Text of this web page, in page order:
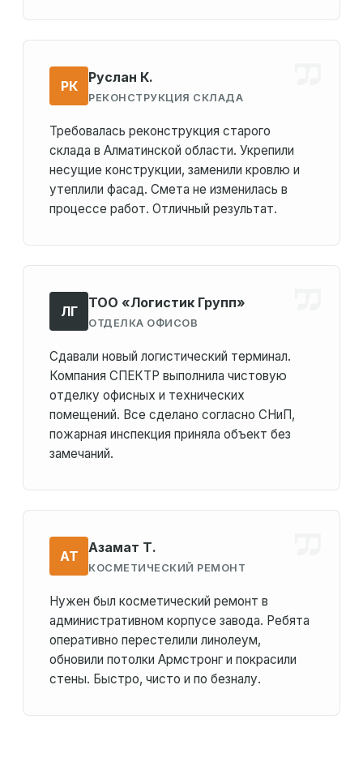
РК
Руслан К.
РЕКОНСТРУКЦИЯ СКЛАДА
Требовалась реконструкция старого
склада в Алматинской области. Укрепили
несущие конструкции, заменили кровлю и
утеплили фасад. Смета не изменилась в
процессе работ. Отличный результат.
ЛГ
ТОО «Логистик Групп»
ОТДЕЛКА ОФИСОВ
Сдавали новый логистический терминал.
Компания СПЕКТР выполнила чистовую
отделку офисных и технических
помещений. Все сделано согласно СНиП,
пожарная инспекция приняла объект без
замечаний.
АТ
Азамат Т.
КОСМЕТИЧЕСКИЙ РЕМОНТ
Нужен был косметический ремонт в
административном корпусе завода. Ребята
оперативно перестелили линолеум,
обновили потолки Армстронг и покрасили
стены. Быстро, чисто и по безналу.